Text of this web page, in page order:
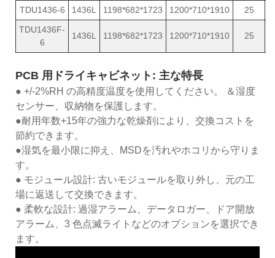
TDU1436-6 1436L 1198*682*1723 1200*710*1910 25
TDU1436F-
6
1436L 1198*682*1723 1200*710*1910 25
PCB 用ドライキャビネット: 主な特長
● +/-2%RH の高精度温度を使用してください。 ＆湿度
センサー、収納物を保護します。
●耐用年数+15年の強力な乾燥剤により、交換コストを
節約できます。
●湿気を最小限に抑え、MSDを汚れやホコリから守りま
す。
● モジュール設計: 古いモジュールを取り外し、元の工
場に返送して交換できます。
● 柔軟な設計: 過湿アラーム、データロガー、ドア開放
アラーム、3 色点滅ライトなどのオプションを選択でき
ます。